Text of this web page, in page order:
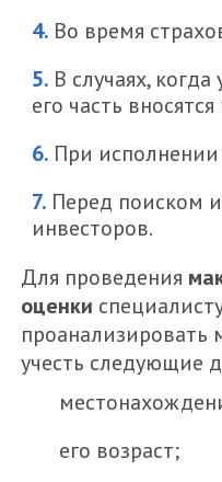
Во время
В случаях,
его часть
При
Перед поиском
инвесторов.
Для проведения
оценки
проанализировать
учесть следующие
его возраст;